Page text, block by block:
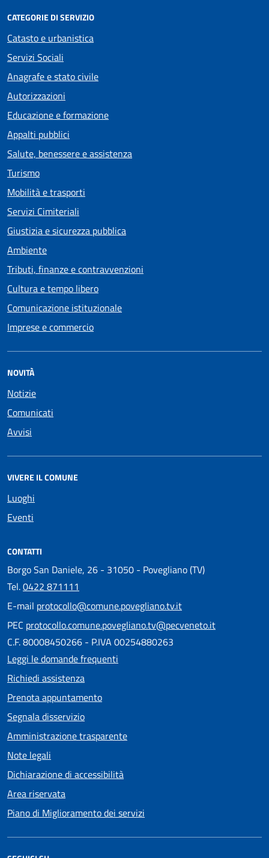
CATEGORIE DI SERVIZIO
Catasto e urbanistica
Servizi Sociali
Anagrafe e stato civile
Autorizzazioni
Educazione e formazione
Appalti pubblici
Salute, benessere e assistenza
Turismo
Mobilità e trasporti
Servizi Cimiteriali
Giustizia e sicurezza pubblica
Ambiente
Tributi, finanze e contravvenzioni
Cultura e tempo libero
Comunicazione istituzionale
Imprese e commercio
NOVITÀ
Notizie
Comunicati
Avvisi
VIVERE IL COMUNE
Luoghi
Eventi
CONTATTI
Borgo San Daniele, 26 - 31050 - Povegliano (TV)
Tel.0422 871111
E-mail protocollo@comune.povegliano.tv.it
PEC protocollo.comune.povegliano.tv@pecveneto.it
C.F. 80008450266 - P.IVA 00254880263
Leggi le domande frequenti
Richiedi assistenza
Prenota appuntamento
Segnala disservizio
Amministrazione trasparente
Note legali
Dichiarazione di accessibilità
Area riservata
Piano di Miglioramento dei servizi